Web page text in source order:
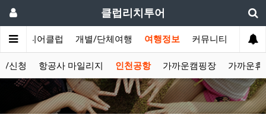
클럽리치투어
시니어클럽 개별/단체여행 여행정보 커뮤니티
/신청 항공사 마일리지 인천공항 가까운캠핑장 가까운휴